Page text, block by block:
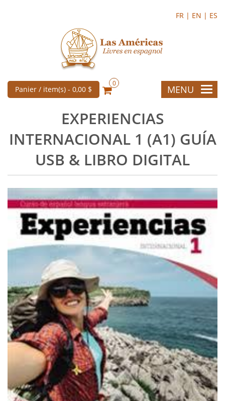
FR | EN | ES
Panier / item(s) - 0,00 $
0
MENU
EXPERIENCIAS
INTERNACIONAL 1 (A1) GUÍA
USB & LIBRO DIGITAL